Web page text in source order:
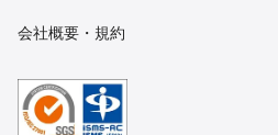
会社概要・規約